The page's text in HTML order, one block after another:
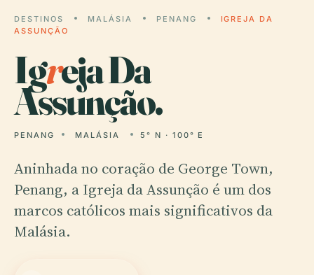
DESTINOS MALÁSIA PENANG
IGREJA DA
ASSUNÇÃO
Igreja Da
Assunção.
PENANG MALÁSIA 5° N · 100° E
Aninhada no coração de George Town,
Penang, a Igreja da Assunção é um dos
marcos católicos mais significativos da
Malásia.